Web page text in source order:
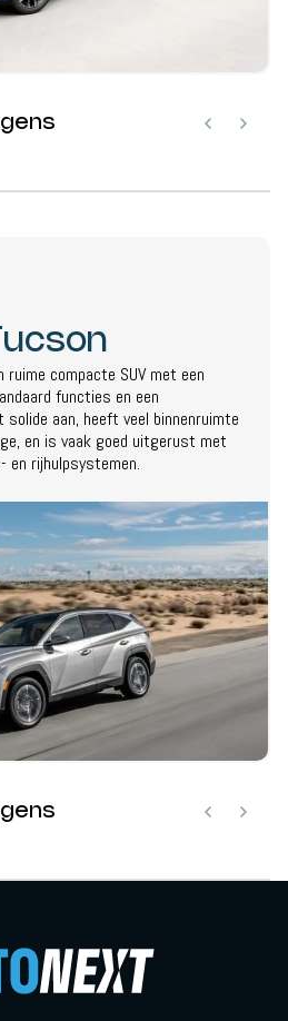
ruime compacte SUV met een
functies en een
aan, heeft veel binnenruimte
en is vaak goed uitgerust met
en rijhulpsystemen.